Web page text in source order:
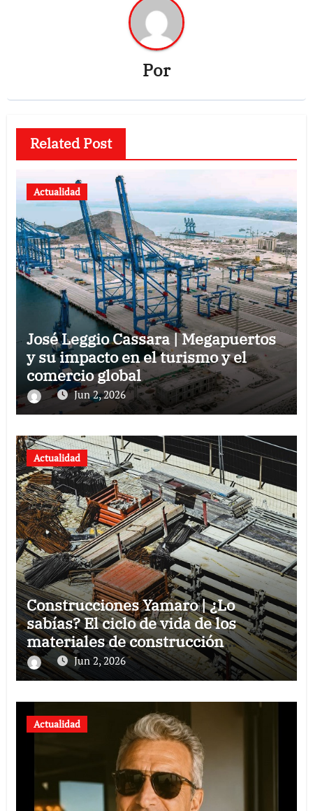
Por
Related Post
Actualidad
José Leggio Cassara | Megapuertos
y su impacto en el turismo y el
comercio global
Jun 2, 2026
Actualidad
Construcciones Yamaro | ¿Lo
sabías? El ciclo de vida de los
materiales de construcción
revoluciona eficiencia en proyectos
modernos
Jun 2, 2026
Actualidad